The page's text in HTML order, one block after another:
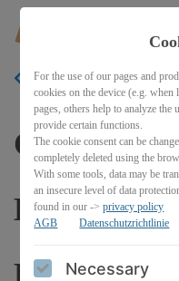
BACK
Crashkurs
Das
For the use of our pages and
cookies on the device (e.g.
pages, others help to analyze the
provide certain functions.
The cookie consent can be
completely deleted using the
With some tools, data may be
an insecure level of data
found in our ->privacy policy
AGB
Datenschutzrichtlinie
Necessary